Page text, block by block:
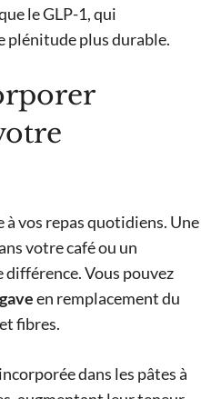
le GLP-1, qui
plénitude plus durable.
à vos repas quotidiens. Une
votre café ou un
Vous pouvez
en remplacement du
fibres.
dans les pâtes à